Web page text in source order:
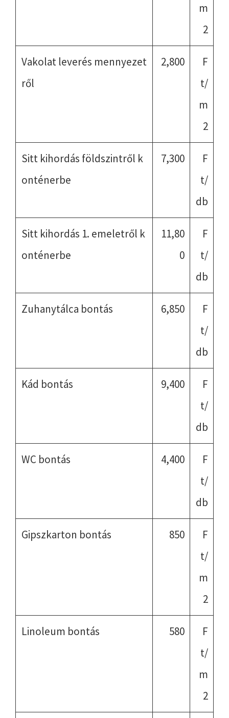
m
2
Vakolat leverés mennyezet
ről
2,800
F
t/
m
2
Sitt kihordás földszintről k
onténerbe
7,300
F
t/
db
Sitt kihordás 1. emeletről k
onténerbe
11,80
0
F
t/
db
Zuhanytálca bontás 6,850
F
t/
db
Kád bontás 9,400
F
t/
db
WC bontás 4,400
F
t/
db
Gipszkarton bontás 850
F
t/
m
2
Linoleum bontás 580
F
t/
m
2